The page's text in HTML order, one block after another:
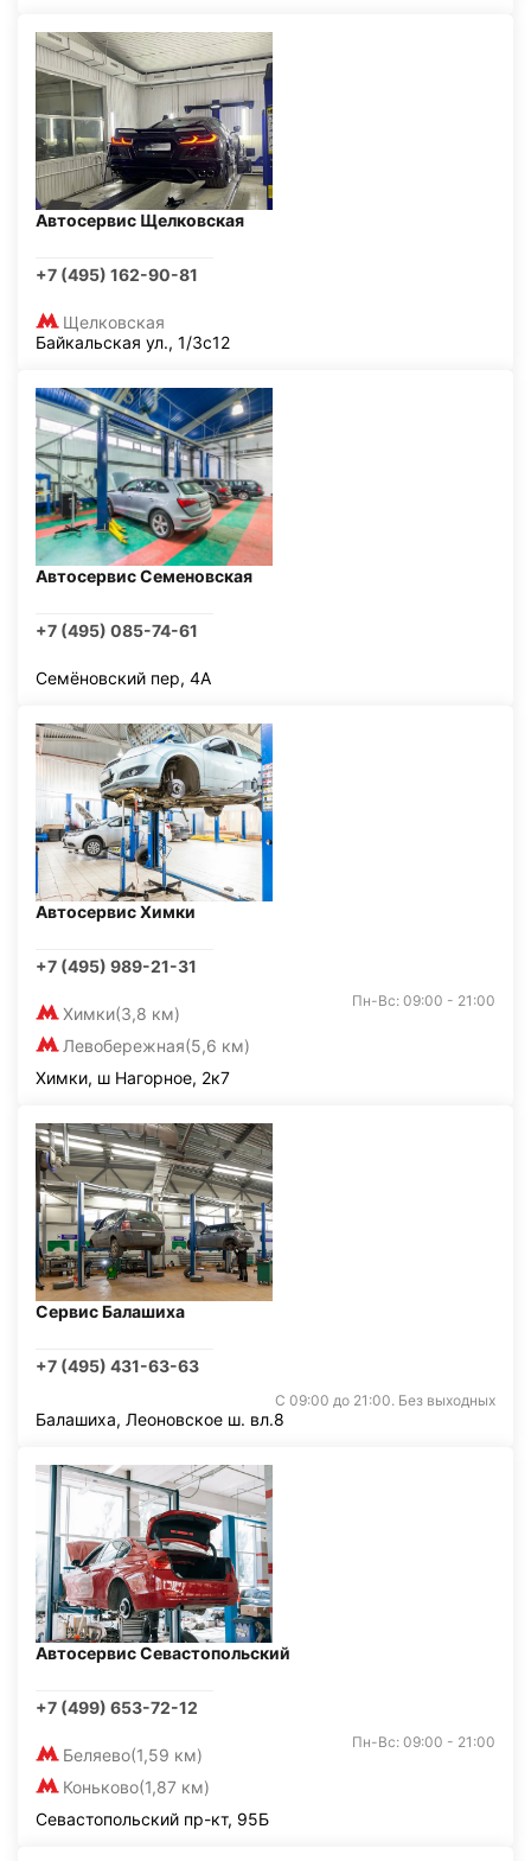
Автосервис Щелковская
+7 (495) 162-90-81
Щелковская
Байкальская ул., 1/3с12
Автосервис Семеновская
+7 (495) 085-74-61
Семёновский пер, 4А
Автосервис Химки
+7 (495) 989-21-31
Химки(3,8 км)
Левобережная(5,6 км)
Пн-Вс: 09:00 - 21:00
Химки, ш Нагорное, 2к7
Сервис Балашиха
+7 (495) 431-63-63
С 09:00 до 21:00. Без выходных
Балашиха, Леоновское ш. вл.8
Автосервис Севастопольский
+7 (499) 653-72-12
Беляево(1,59 км)
Коньково(1,87 км)
Пн-Вс: 09:00 - 21:00
Севастопольский пр-кт, 95Б